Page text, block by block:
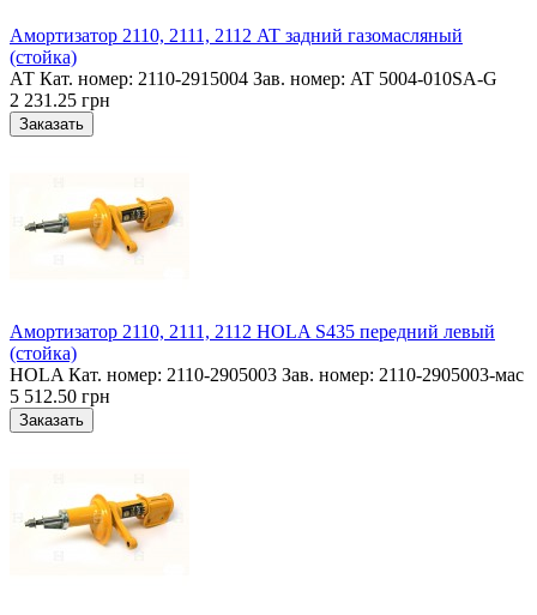
Амортизатор 2110, 2111, 2112 AT задний газомасляный
(стойка)
АТ Кат. номер: 2110-2915004 Зав. номер: AT 5004-010SA-G
2 231.25 грн
Амортизатор 2110, 2111, 2112 HOLA S435 передний левый
(стойка)
HOLA Кат. номер: 2110-2905003 Зав. номер: 2110-2905003-мас
5 512.50 грн